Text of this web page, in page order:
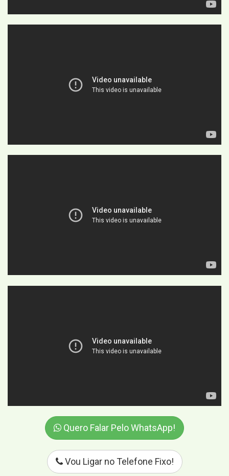
Quero Falar Pelo WhatsApp!
Vou Ligar no Telefone Fixo!